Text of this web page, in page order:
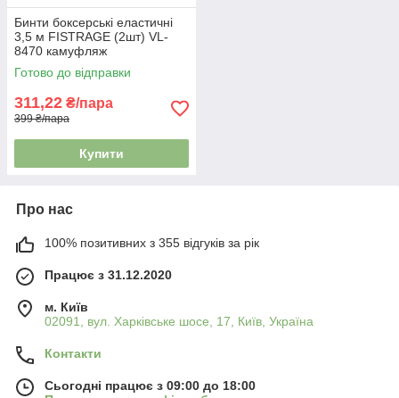
Бинти боксерські еластичні
3,5 м FISTRAGE (2шт) VL-
8470 камуфляж
Готово до відправки
311,22 ₴/пара
399 ₴/пара
Купити
Про нас
100% позитивних з 355 відгуків за рік
Працює з 31.12.2020
м. Київ
02091, вул. Харківське шосе, 17, Київ, Україна
Контакти
Сьогодні працює з 09:00 до 18:00